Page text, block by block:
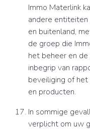
Immo Materlink
andere entiteiten
en buitenland,
de groep die
het beheer en
inbegrip van
beveiliging of
en producten.
In sommige
verplicht om uw